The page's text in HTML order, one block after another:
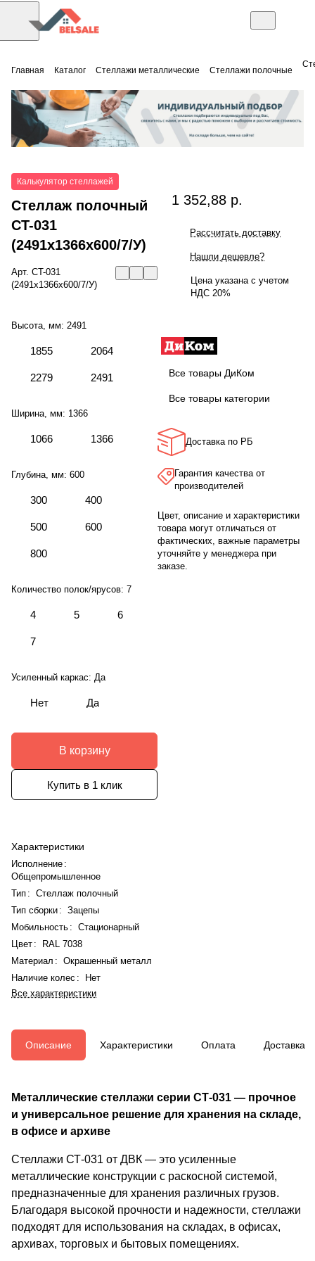
Главная Каталог Стеллажи металлические Стеллажи полочные
Калькулятор стеллажей
Стеллаж полочный
СT-031
(2491x1366x600/7/У)
Арт. СT-031
(2491x1366x600/7/У)
Высота, мм: 2491
1855 2064
2279 2491
Ширина, мм: 1366
1066 1366
Глубина, мм: 600
300 400
500 600
800
Количество полок/ярусов: 7
4 5 6
7
Усиленный каркас: Да
Нет Да
В корзину
Купить в 1 клик
Характеристики
Исполнение :
Общепромышленное
Тип : Стеллаж полочный
Тип сборки: Зацепы
Мобильность : Стационарный
Цвет :
RAL 7038
Материал : Окрашенный металл
Наличие колес :
Нет
Все характеристики
1 352,88 р.
Рассчитать доставку
Нашли дешевле?
Цена указана с учетом
НДС 20%
Все товары ДиКом
Все товары категории
Доставка по РБ
Гарантия качества от
производителей
Цвет, описание и характеристики
товара могут отличаться от
фактических, важные параметры
уточняйте у менеджера при
заказе.
Описание Характеристики Оплата Доставка
Металлические стеллажи серии СТ-031 — прочное
и универсальное решение для хранения на складе,
в офисе и архиве
Стеллажи СТ-031 от ДВК — это усиленные
металлические конструкции с раскосной системой,
предназначенные для хранения различных грузов.
Благодаря высокой прочности и надежности, стеллажи
подходят для использования на складах, в офисах,
архивах, торговых и бытовых помещениях.